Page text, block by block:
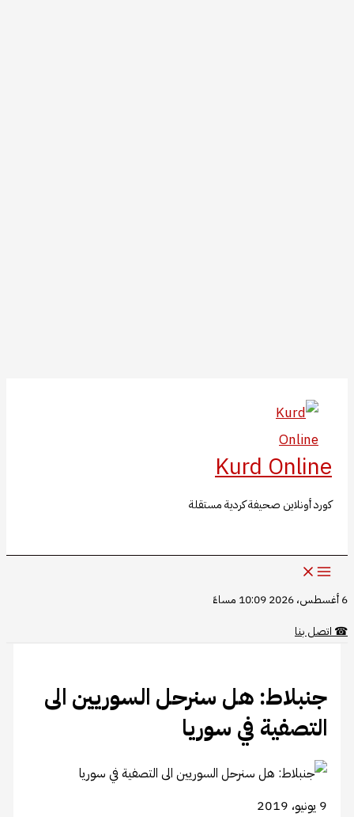
المحتوى
Kurd Online
كورد أونلاين صحيفة كردية مستقلة
6 أغسطس، 2026 10:09 مساءً
☎اتصل بنا
جنبلاط: هل سنرحل السوريين الى
التصفية في سوريا
9 يونيو، 2019